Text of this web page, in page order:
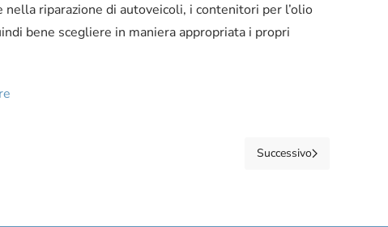
riparazione di autoveicoli, i contenitori per l’olio
bene scegliere in maniera appropriata i propri
Successivo